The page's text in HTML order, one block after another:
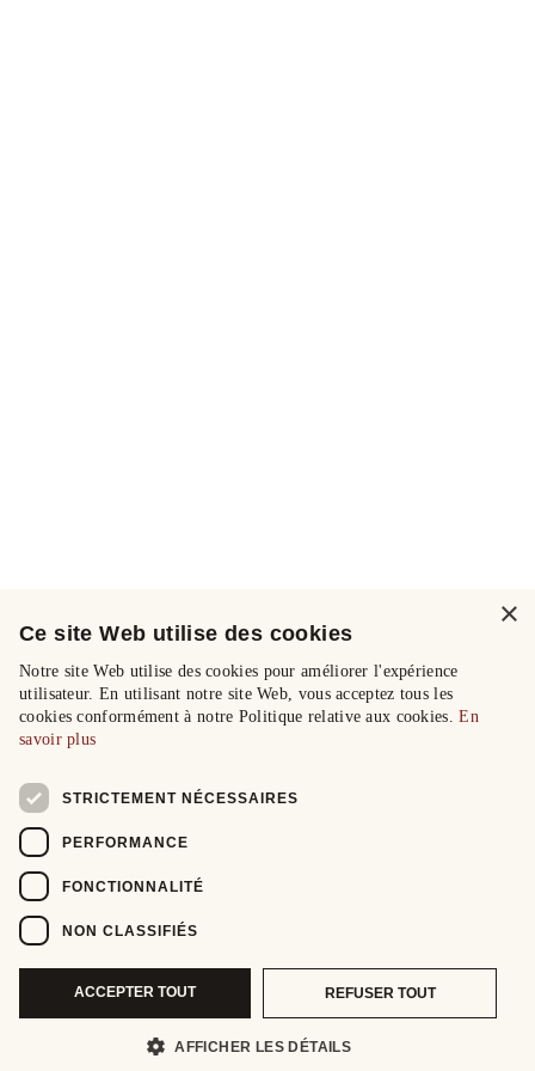
×
Ce site Web utilise des cookies
Notre site Web utilise des cookies pour améliorer l'expérience
utilisateur. En utilisant notre site Web, vous acceptez tous les
cookies conformément à notre Politique relative aux cookies.En
savoir plus
STRICTEMENT NÉCESSAIRES
PERFORMANCE
FONCTIONNALITÉ
NON CLASSIFIÉS
ACCEPTER TOUT REFUSER TOUT
AFFICHER LES DÉTAILS